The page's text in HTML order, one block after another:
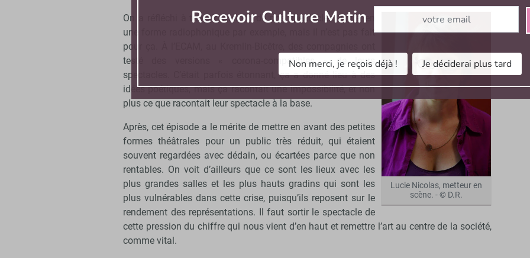
Lucie Nicolas, metteur en
scène. - © D.R.
On a réfléchi à transformer un de nos spectacles, Noire, en
une forme radiophonique par exemple, mais il n’est pas fait
pour ça. À l’ECAM, au Kremlin-Bicêtre, des compagnies ont
testé des versions « corona-compatibles » de leurs
spectacles. C’était parfois étonnant, ça a donné lieu à des
idées poétiques, mais ça racontait une impossibilité, et non
plus ce que racontait leur spectacle à la base.
Après, cet épisode a le mérite de mettre en avant des petites
formes théâtrales pour un public très réduit, qui étaient
souvent regardées avec dédain, ou écartées parce que non
rentables. On voit d’ailleurs que ce sont les lieux avec les
plus grandes salles et les plus hauts gradins qui sont les
plus vulnérables dans cette crise, puisqu’ils reposent sur le
rendement des représentations. Il faut sortir le spectacle de
cette pression du chiffre qui nous vient d’en haut et remettre l’art au centre de la société,
comme vital.
Recevoir Culture Matin Abonnez-vous à notre
Non merci, je reçois déjà ! Je déciderai plus tard